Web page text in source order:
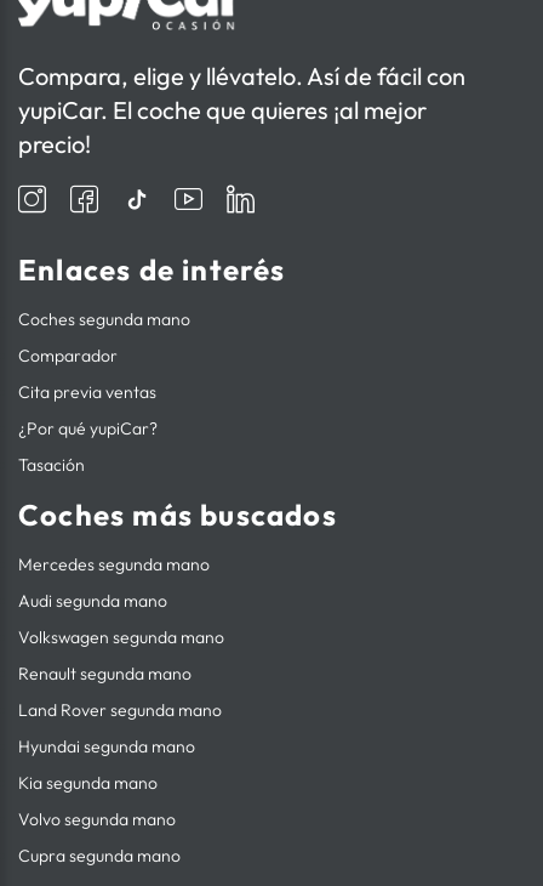
Compara, elige y llévatelo. Así de fácil con
yupiCar. El coche que quieres ¡al mejor
precio!
Enlaces de interés
Coches segunda mano
Comparador
Cita previa ventas
¿Por qué yupiCar?
Tasación
Coches más buscados
Mercedes segunda mano
Audi segunda mano
Volkswagen segunda mano
Renault segunda mano
Land Rover segunda mano
Hyundai segunda mano
Kia segunda mano
Volvo segunda mano
Cupra segunda mano